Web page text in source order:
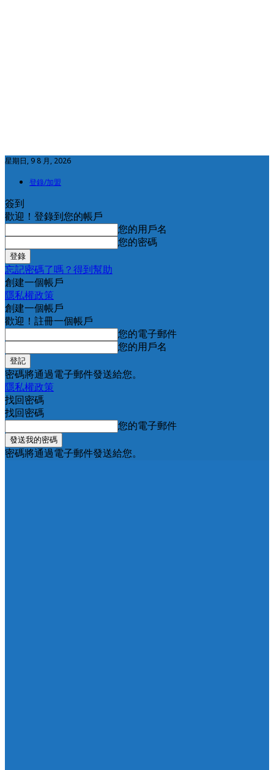
星期日, 9 8 月, 2026
登錄/加盟
簽到
歡迎！登錄到您的帳戶
您的用戶名
您的密碼
忘記密碼了嗎？得到幫助
創建一個帳戶
隱私權政策
創建一個帳戶
歡迎！註冊一個帳戶
您的電子郵件
您的用戶名
密碼將通過電子郵件發送給您。
隱私權政策
找回密碼
找回密碼
您的電子郵件
密碼將通過電子郵件發送給您。